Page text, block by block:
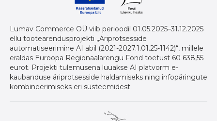
Lumav Commerce OÜ viib perioodil 01.05.2025–31.12.2025
ellu tootearendusprojekti „Äriprotsesside
automatiseerimine AI abil (2021-2027.1.01.25-1142)“, millele
eraldas Euroopa Regionaalarengu Fond toetust 60 638,55
eurot. Projekti tulemusena luuakse AI platvorm e-
kaubanduse äriprotsesside haldamiseks ning infopäringute
kombineerimiseks eri süsteemidest.